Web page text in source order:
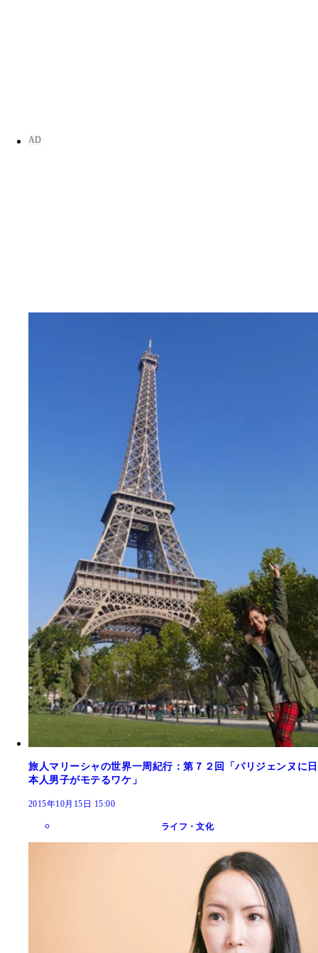
旅人マリーシャの世界一周紀行：第７２回「パリジェンヌに日
本人男子がモテるワケ」
2015年10月15日 15:00
ライフ・文化